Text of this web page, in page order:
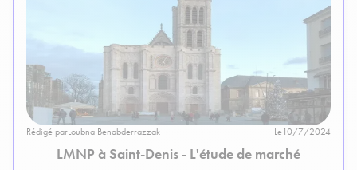
Rédigé parLoubna Benabderrazzak Le10/7/2024
LMNP à Saint-Denis - L'étude de marché